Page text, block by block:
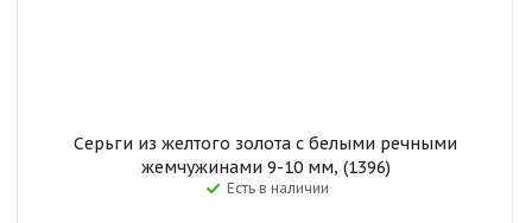
Серьги из желтого золота с белыми речными
жемчужинами 9-10 мм, (1396)
Есть в наличии